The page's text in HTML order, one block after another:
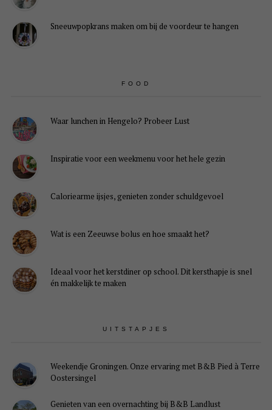
Sneeuwpopkrans maken om bij de voordeur te hangen
FOOD
Waar lunchen in Hengelo? Probeer Lust
Inspiratie voor een weekmenu voor het hele gezin
Caloriearme ijsjes, genieten zonder schuldgevoel
Wat is een Zeeuwse bolus en hoe smaakt het?
Ideaal voor het kerstdiner op school. Dit kersthapje is snel
én makkelijk te maken
UITSTAPJES
Weekendje Groningen. Onze ervaring met B&B Pied à Terre
Oostersingel
Genieten van een overnachting bij B&B Landlust